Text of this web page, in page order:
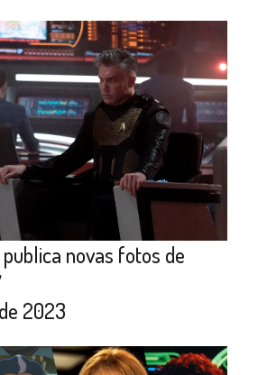
novas fotos de
2023